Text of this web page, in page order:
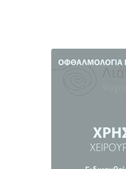
Στις 2
οικονομικού